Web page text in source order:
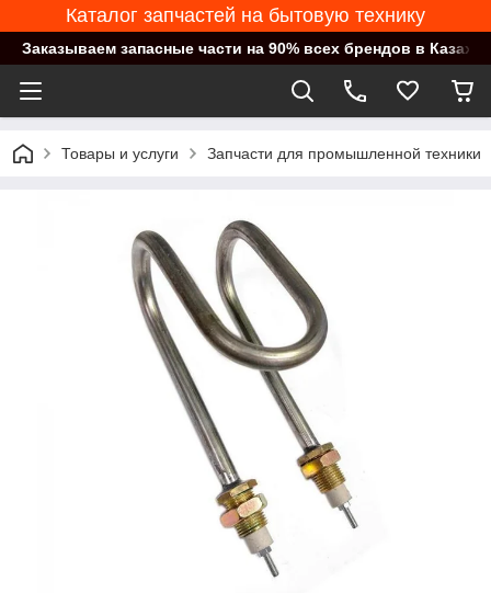
Каталог запчастей на бытовую технику
Заказываем запасные части на 90% всех брендов в
Товары и услуги Запчасти для промышленной техники